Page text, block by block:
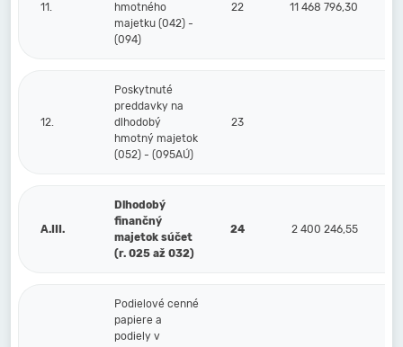
11.
hmotného
majetku (042) -
(094)
22 11 468 796,30
12.
Poskytnuté
preddavky na
dlhodobý
hmotný majetok
(052) - (095AÚ)
23
A.III.
Dlhodobý
finančný
majetok súčet
(r. 025 až 032)
24 2 400 246,55
Podielové cenné
papiere a
podiely v